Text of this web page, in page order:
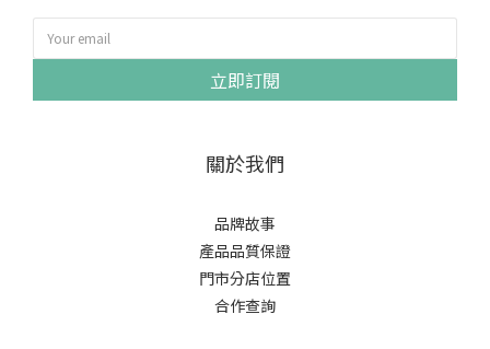
立即訂閱
關於我們
品牌故事
產品品質保證
門市分店位置
合作查詢